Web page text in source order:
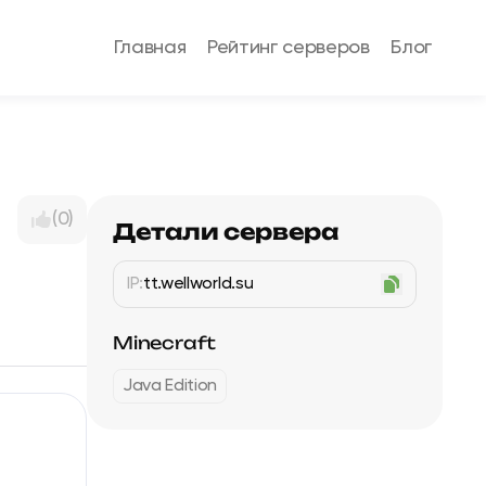
Главная Рейтинг серверов Блог
(0) Детали сервера
IP:tt.wellworld.su
Minecraft
Java Edition